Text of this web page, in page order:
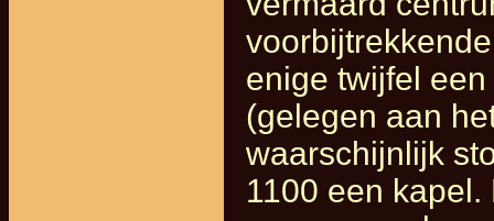
enige twijfel
(gelegen aan
waarschijnlijk
1100 een